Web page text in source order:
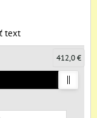
text
412,0 €